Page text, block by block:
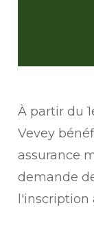
À partir du
Vevey
assurance
demande
l'inscription